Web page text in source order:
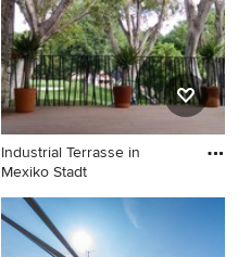
Industrial Terrasse in
Mexiko Stadt
Industrial Terrasse in Mexiko
Stadt